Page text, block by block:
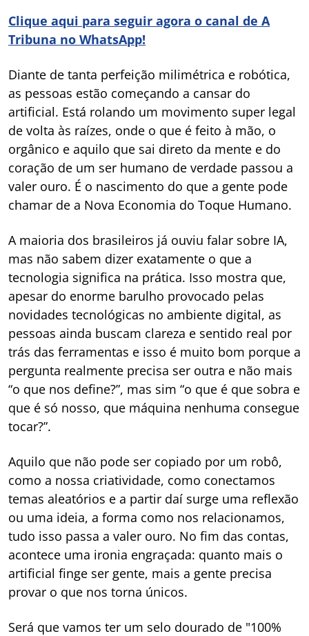
Clique aqui para seguir agora o canal de A
Tribuna no WhatsApp!
Diante de tanta perfeição milimétrica e robótica,
as pessoas estão começando a cansar do
artificial. Está rolando um movimento super legal
de volta às raízes, onde o que é feito à mão, o
orgânico e aquilo que sai direto da mente e do
coração de um ser humano de verdade passou a
valer ouro. É o nascimento do que a gente pode
chamar de a Nova Economia do Toque Humano.
A maioria dos brasileiros já ouviu falar sobre IA,
mas não sabem dizer exatamente o que a
tecnologia significa na prática. Isso mostra que,
apesar do enorme barulho provocado pelas
novidades tecnológicas no ambiente digital, as
pessoas ainda buscam clareza e sentido real por
trás das ferramentas e isso é muito bom porque a
pergunta realmente precisa ser outra e não mais
“o que nos define?”, mas sim “o que é que sobra e
que é só nosso, que máquina nenhuma consegue
tocar?”.
Aquilo que não pode ser copiado por um robô,
como a nossa criatividade, como conectamos
temas aleatórios e a partir daí surge uma reflexão
ou uma ideia, a forma como nos relacionamos,
tudo isso passa a valer ouro. No fim das contas,
acontece uma ironia engraçada: quanto mais o
artificial finge ser gente, mais a gente precisa
provar o que nos torna únicos.
Será que vamos ter um selo dourado de "100%